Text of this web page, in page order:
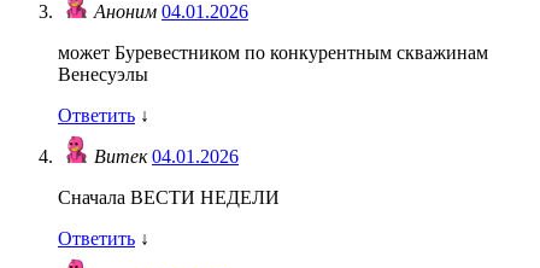
Аноним 04.01.2026
может Буревестником по конкурентным скважинам
Венесуэлы
Ответить ↓
Витек04.01.2026
Сначала ВЕСТИ НЕДЕЛИ
Ответить ↓